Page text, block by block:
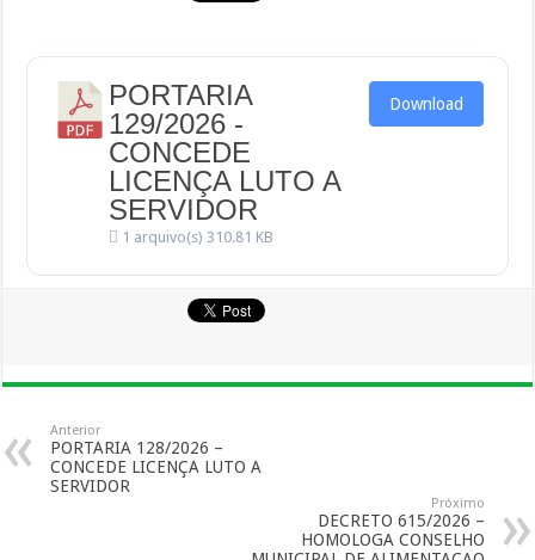
PORTARIA
129/2026 -
CONCEDE
LICENÇA LUTO A
SERVIDOR
1 arquivo(s)310.81 KB
Download
Anterior
PORTARIA 128/2026 –
CONCEDE LICENÇA LUTO A
SERVIDOR
Próximo
DECRETO 615/2026 –
HOMOLOGA CONSELHO